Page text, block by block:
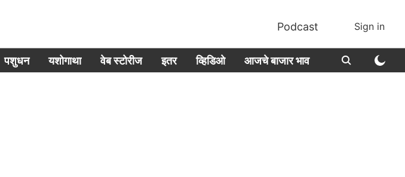
Podcast Sign in
पशुधन यशोगाथा वेब स्टोरीज इतर व्हिडिओ आजचे बाजार भाव